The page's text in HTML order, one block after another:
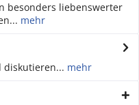
besonders liebenswerter
mehr
diskutieren... mehr